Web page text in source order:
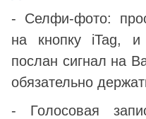
- Селфи-фото:
на кнопку iTag, и
послан сигнал на
обязательно
- Голосовая